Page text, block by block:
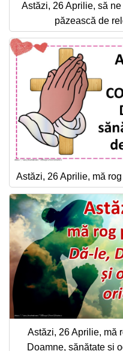
Astăzi, 26 Aprilie, să
păzească de
Astăzi, 26 Aprilie, mă
Astăzi, 26 Aprilie, mă
Doamne, sănătate și